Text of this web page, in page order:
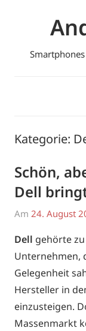
Kategorie:
Schön,
Dell
Am 24. August
Dell gehörte
Unternehmen,
Gelegenheit
Hersteller in
einzusteigen.
Massenmarkt